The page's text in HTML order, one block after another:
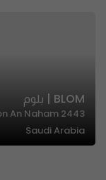
BLOM | بلوم
Saudi Arabia